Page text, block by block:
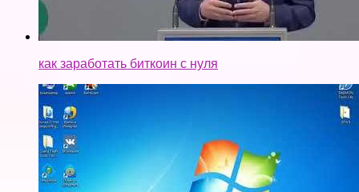
как заработать биткоин с нуля